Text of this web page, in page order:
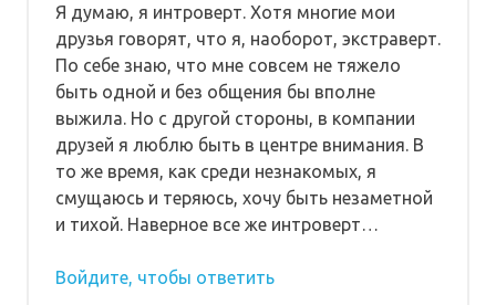
Я думаю, я интроверт. Хотя многие мои
друзья говорят, что я, наоборот, экстраверт.
По себе знаю, что мне совсем не тяжело
быть одной и без общения бы вполне
выжила. Но с другой стороны, в компании
друзей я люблю быть в центре внимания. В
то же время, как среди незнакомых, я
смущаюсь и теряюсь, хочу быть незаметной
и тихой. Наверное все же интроверт…
Войдите, чтобы ответить